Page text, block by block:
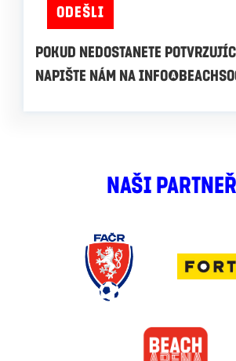
POKUD NEDOSTANETE
NAPIŠTE NÁM NA
NAŠI